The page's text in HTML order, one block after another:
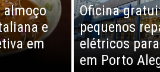
almoço
e
em
Oficina
pequenos
elétricos
em Porto